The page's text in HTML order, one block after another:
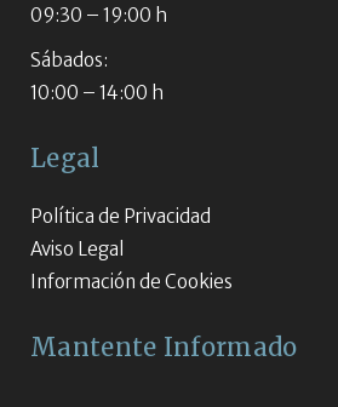
09:30 – 19:00 h
Sábados:
10:00 – 14:00 h
Legal
Política de Privacidad
Aviso Legal
Información de Cookies
Mantente Informado